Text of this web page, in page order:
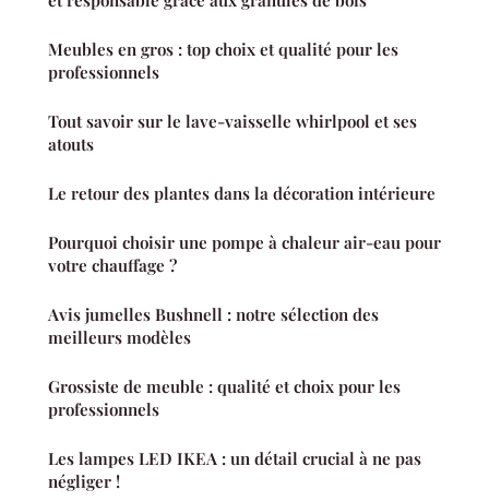
Meubles en gros : top choix et qualité pour les
professionnels
Tout savoir sur le lave-vaisselle whirlpool et ses
atouts
Le retour des plantes dans la décoration intérieure
Pourquoi choisir une pompe à chaleur air-eau pour
votre chauffage ?
Avis jumelles Bushnell : notre sélection des
meilleurs modèles
Grossiste de meuble : qualité et choix pour les
professionnels
Les lampes LED IKEA : un détail crucial à ne pas
négliger !